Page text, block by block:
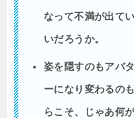
なって不満が出て
いだろうか。
姿を隠すのもアバ
ーになり変わるの
らこそ、じゃあ何